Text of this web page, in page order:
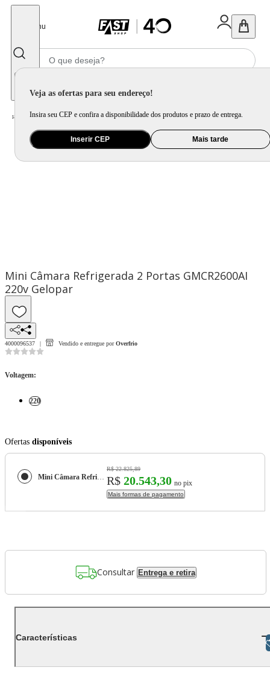
Menu
Veja as ofertas para seu endereço!
Insira seu CEP e confira a disponibilidade dos produtos e prazo de entrega.
Inserir CEP Mais tarde
Home Eletrodomésticos / Geladeira e Freezer
Mini Câmara Refrigerada 2 Portas GMCR2600AI
220v Gelopar
4000096537 Vendido e entregue por Overfrio
Voltagem:
220
Ofertas disponíveis
Mini Câmara Refrigerada 2 Portas GMCR2600AI 220v Gelopar
R$ 22.825,89
R$ 20.543,30 no pix
Mais formas de pagamento
Consultar Entrega e retira
Características